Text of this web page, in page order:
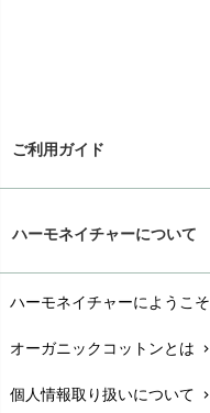
ご利用ガイド
配送と送料chevron_right
在庫状況と発送予定chevron_right
サイズ・寸法chevron_right
ハーモネイチャーについて
ハーモネイチャーにようこそ
オーガニックコットンとは chevron_right
個人情報取り扱いについて chevron_right